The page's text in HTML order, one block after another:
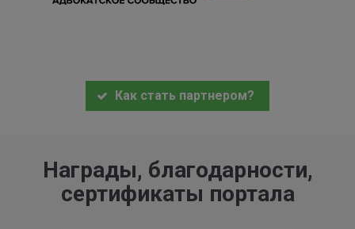
Как стать партнером?
Награды, благодарности,
сертификаты портала